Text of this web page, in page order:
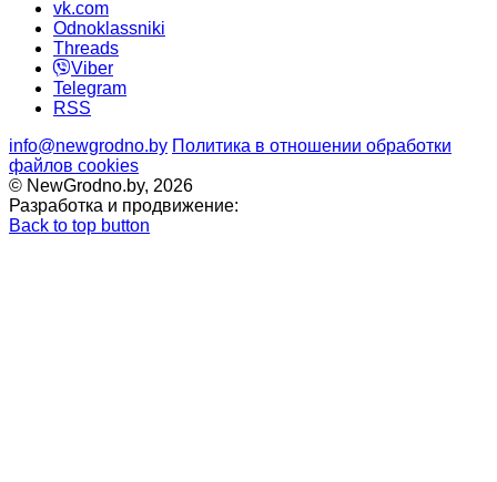
vk.com
Odnoklassniki
Threads
Viber
Telegram
RSS
info@newgrodno.by Политика в отношении обработки
файлов cookies
© NewGrodno.by, 2026
Разработка и продвижение:
Back to top button